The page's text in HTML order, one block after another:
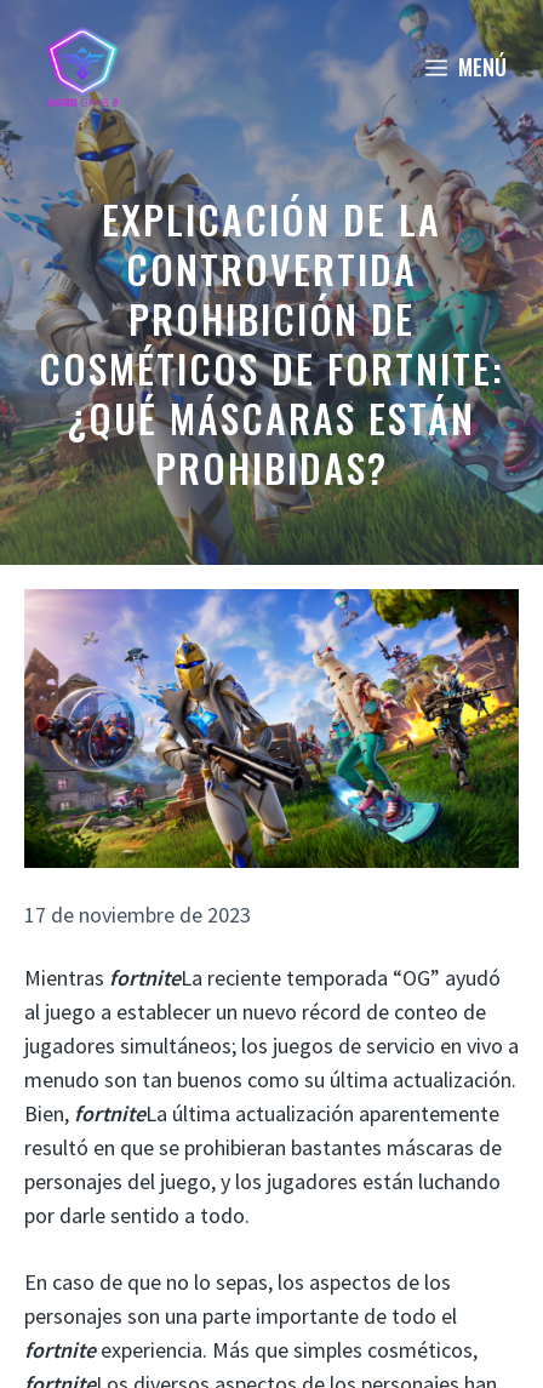
contenido
MENÚ
EXPLICACIÓN DE LA
CONTROVERTIDA
PROHIBICIÓN DE
COSMÉTICOS DE FORTNITE:
¿QUÉ MÁSCARAS ESTÁN
PROHIBIDAS?
17 de noviembre de 2023
Mientras fortniteLa reciente temporada “OG” ayudó
al juego a establecer un nuevo récord de conteo de
jugadores simultáneos; los juegos de servicio en vivo a
menudo son tan buenos como su última actualización.
Bien, fortniteLa última actualización aparentemente
resultó en que se prohibieran bastantes máscaras de
personajes del juego, y los jugadores están luchando
por darle sentido a todo.
En caso de que no lo sepas, los aspectos de los
personajes son una parte importante de todo el
fortniteexperiencia. Más que simples cosméticos,